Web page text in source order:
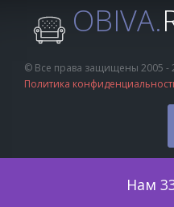
Нам
OBIVA.
© Все права защищены 2005 -
Политика